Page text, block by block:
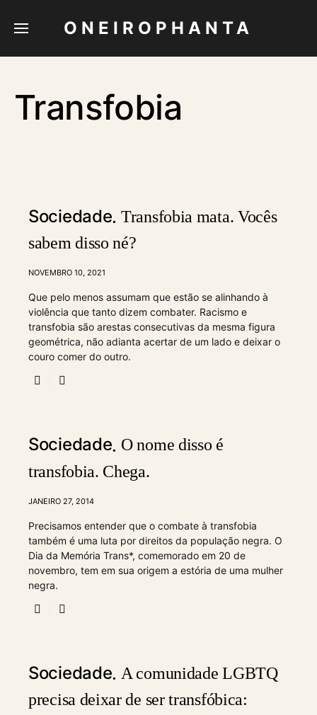
ONEIROPHANTA
Transfobia
Sociedade Transfobia mata. Vocês
sabem disso né?
NOVEMBRO 10, 2021
Que pelo menos assumam que estão se alinhando à
violência que tanto dizem combater. Racismo e
transfobia são arestas consecutivas da mesma figura
geométrica, não adianta acertar de um lado e deixar o
couro comer do outro.
Sociedade O nome disso é
transfobia. Chega.
JANEIRO 27, 2014
Precisamos entender que o combate à transfobia
também é uma luta por direitos da população negra. O
Dia da Memória Trans*, comemorado em 20 de
novembro, tem em sua origem a estória de uma mulher
negra.
Sociedade A comunidade LGBTQ
precisa deixar de ser transfóbica: